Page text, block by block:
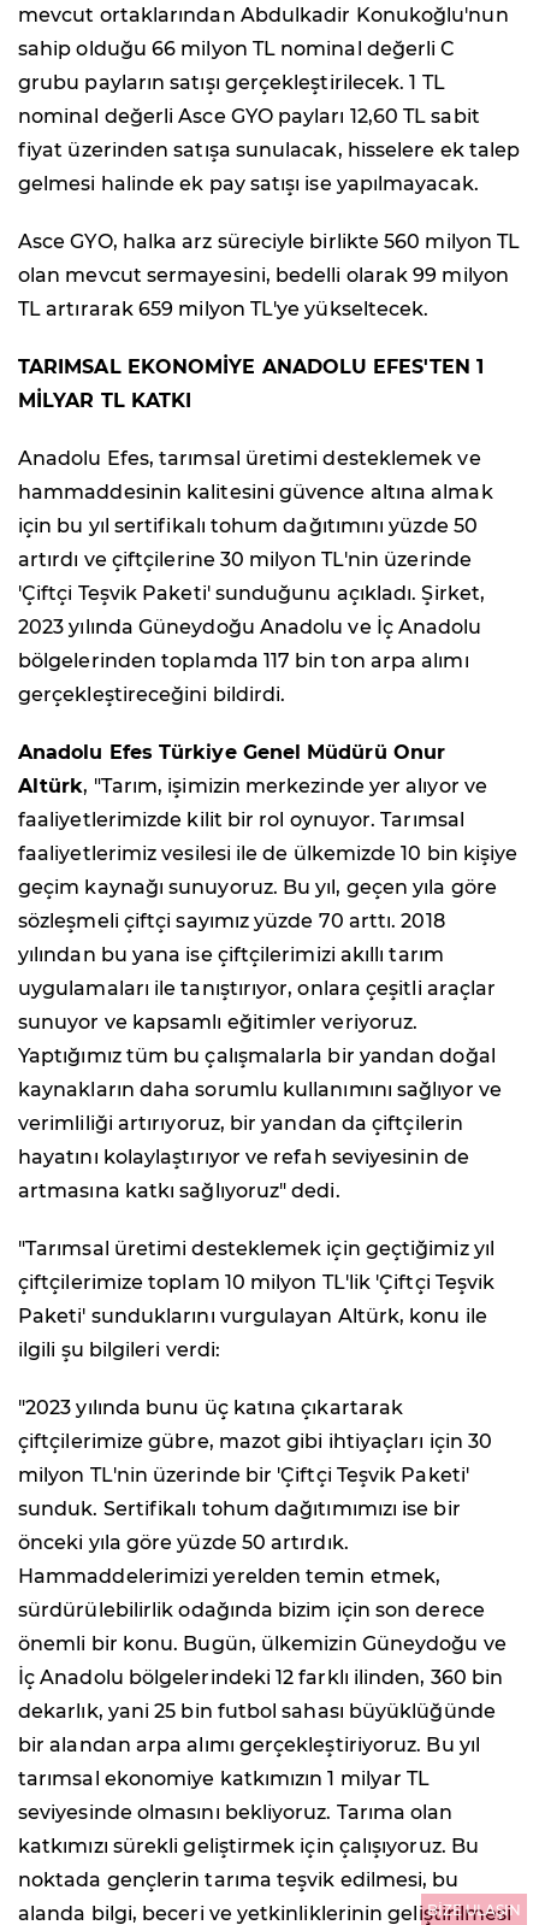
mevcut ortaklarından Abdulkadir Konukoğlu'nun
sahip olduğu 66 milyon TL nominal değerli C
grubu payların satışı gerçekleştirilecek. 1 TL
nominal değerli Asce GYO payları 12,60 TL sabit
fiyat üzerinden satışa sunulacak, hisselere ek talep
gelmesi halinde ek pay satışı ise yapılmayacak.
Asce GYO, halka arz süreciyle birlikte 560 milyon TL
olan mevcut sermayesini, bedelli olarak 99 milyon
TL artırarak 659 milyon TL'ye yükseltecek.
TARIMSAL EKONOMİYE ANADOLU EFES'TEN 1
MİLYAR TL KATKI
Anadolu Efes, tarımsal üretimi desteklemek ve
hammaddesinin kalitesini güvence altına almak
için bu yıl sertifikalı tohum dağıtımını yüzde 50
artırdı ve çiftçilerine 30 milyon TL'nin üzerinde
'Çiftçi Teşvik Paketi' sunduğunu açıkladı. Şirket,
2023 yılında Güneydoğu Anadolu ve İç Anadolu
bölgelerinden toplamda 117 bin ton arpa alımı
gerçekleştireceğini bildirdi.
Anadolu Efes Türkiye Genel Müdürü Onur
Altürk, "Tarım, işimizin merkezinde yer alıyor ve
faaliyetlerimizde kilit bir rol oynuyor. Tarımsal
faaliyetlerimiz vesilesi ile de ülkemizde 10 bin kişiye
geçim kaynağı sunuyoruz. Bu yıl, geçen yıla göre
sözleşmeli çiftçi sayımız yüzde 70 arttı. 2018
yılından bu yana ise çiftçilerimizi akıllı tarım
uygulamaları ile tanıştırıyor, onlara çeşitli araçlar
sunuyor ve kapsamlı eğitimler veriyoruz.
Yaptığımız tüm bu çalışmalarla bir yandan doğal
kaynakların daha sorumlu kullanımını sağlıyor ve
verimliliği artırıyoruz, bir yandan da çiftçilerin
hayatını kolaylaştırıyor ve refah seviyesinin de
artmasına katkı sağlıyoruz" dedi.
"Tarımsal üretimi desteklemek için geçtiğimiz yıl
çiftçilerimize toplam 10 milyon TL'lik 'Çiftçi Teşvik
Paketi' sunduklarını vurgulayan Altürk, konu ile
ilgili şu bilgileri verdi:
"2023 yılında bunu üç katına çıkartarak
çiftçilerimize gübre, mazot gibi ihtiyaçları için 30
milyon TL'nin üzerinde bir 'Çiftçi Teşvik Paketi'
sunduk. Sertifikalı tohum dağıtımımızı ise bir
önceki yıla göre yüzde 50 artırdık.
Hammaddelerimizi yerelden temin etmek,
sürdürülebilirlik odağında bizim için son derece
önemli bir konu. Bugün, ülkemizin Güneydoğu ve
İç Anadolu bölgelerindeki 12 farklı ilinden, 360 bin
dekarlık, yani 25 bin futbol sahası büyüklüğünde
bir alandan arpa alımı gerçekleştiriyoruz. Bu yıl
tarımsal ekonomiye katkımızın 1 milyar TL
seviyesinde olmasını bekliyoruz. Tarıma olan
katkımızı sürekli geliştirmek için çalışıyoruz. Bu
noktada gençlerin tarıma teşvik edilmesi, bu
alanda bilgi, beceri ve yetkinliklerinin geliştirilmesi
BİZE ULAŞIN